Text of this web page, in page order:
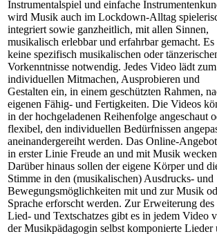
Instrumentalspiel und einfache
wird Musik auch im Lockdown-Alltag
integriert sowie ganzheitlich, mit allen Sinnen,
musikalisch erlebbar und erfahrbar gemacht. Es
keine spezifisch musikalischen oder
Vorkenntnisse notwendig. Jedes Video lädt zum
individuellen Mitmachen, Ausprobieren und
Gestalten ein, in einem geschützten Rahmen,
eigenen Fähig- und Fertigkeiten. Die Videos
in der hochgeladenen Reihenfolge angeschaut
flexibel, den individuellen Bedürfnissen
aneinandergereiht werden. Das Online-
in erster Linie Freude an und mit Musik
Darüber hinaus sollen der eigene Körper und
Stimme in den (musikalischen) Ausdrucks- und
Bewegungsmöglichkeiten mit und zur Musik
Sprache erforscht werden. Zur Erweiterung des
Lied- und Textschatzes gibt es in jedem Video
der Musikpädagogin selbst komponierte Lieder